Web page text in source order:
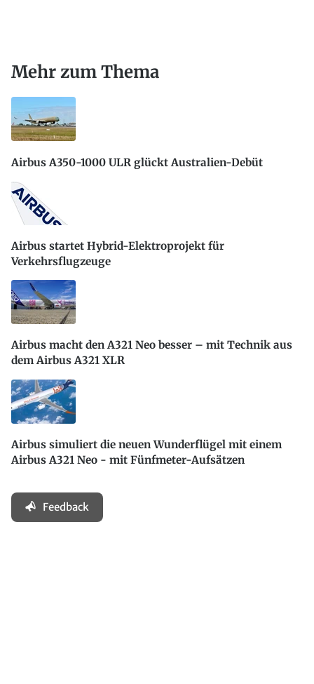
Mehr zum Thema
Airbus A350-1000 ULR glückt Australien-Debüt
Airbus startet Hybrid-Elektroprojekt für
Verkehrsflugzeuge
Airbus macht den A321 Neo besser – mit Technik aus
dem Airbus A321 XLR
Airbus simuliert die neuen Wunderflügel mit einem
Airbus A321 Neo - mit Fünfmeter-Aufsätzen
Feedback